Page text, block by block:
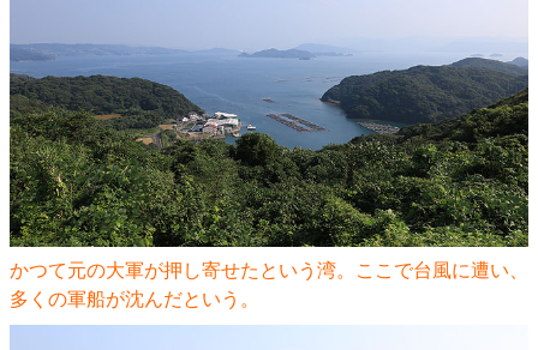
かつて元の大軍が押し寄せたという湾。ここで台風に遭い、
多くの軍船が沈んだという。